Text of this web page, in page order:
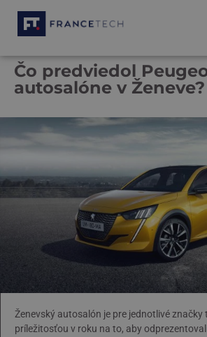
Čo predviedol
autosalóne v Ženeve?
Ženevský autosalón je pre jednotlivé značky
príležitosťou v roku na to, aby